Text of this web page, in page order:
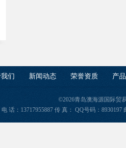
们 新闻动态 荣誉资质 产
©2026青岛澳海源国际贸
电 话：13717955887 传 真： QQ号码：